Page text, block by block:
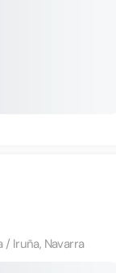
/ Iruña, Navarra